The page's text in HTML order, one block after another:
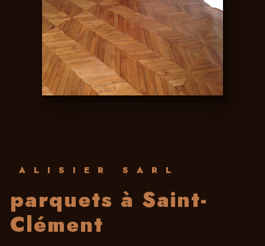
ALISIER SARL
parquets à Saint-
Clément